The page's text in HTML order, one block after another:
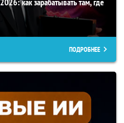
как зарабатывать там, где
ПОДРОБНЕЕ